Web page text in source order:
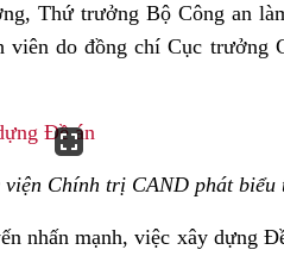
Thứ trưởng Bộ Công an
do đồng chí Cục trưởng
Chính trị CAND phát biểu
nhấn mạnh, việc xây dựng